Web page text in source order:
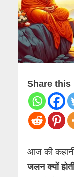
Share this
आज की
जलन क्यों